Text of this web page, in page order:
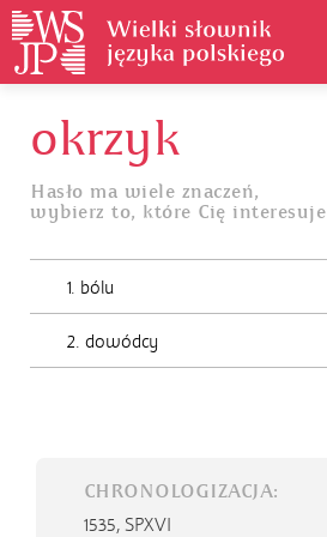
Jak korzystać
okrzyk
Hasło ma wiele znaczeń,
wybierz to, które Cię interesuje
1. bólu
2. dowódcy
CHRONOLOGIZACJA:
1535, SPXVI